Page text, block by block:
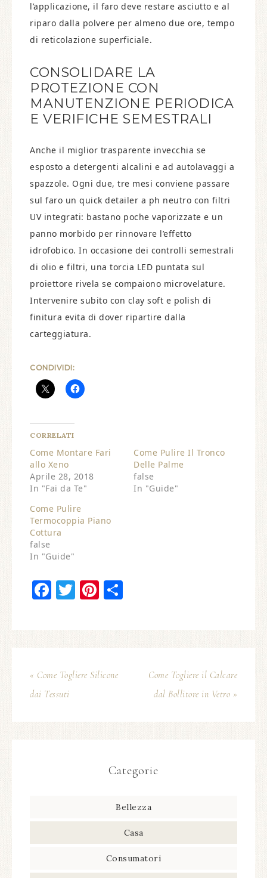
l’applicazione, il faro deve restare asciutto e al
riparo dalla polvere per almeno due ore, tempo
di reticolazione superficiale.
CONSOLIDARE LA
PROTEZIONE CON
MANUTENZIONE PERIODICA
E VERIFICHE SEMESTRALI
Anche il miglior trasparente invecchia se
esposto a detergenti alcalini e ad autolavaggi a
spazzole. Ogni due, tre mesi conviene passare
sul faro un quick detailer a ph neutro con filtri
UV integrati: bastano poche vaporizzate e un
panno morbido per rinnovare l’effetto
idrofobico. In occasione dei controlli semestrali
di olio e filtri, una torcia LED puntata sul
proiettore rivela se compaiono microvelature.
Intervenire subito con clay soft e polish di
finitura evita di dover ripartire dalla
carteggiatura.
CONDIVIDI:
CORRELATI
Come Montare Fari
allo Xeno
Aprile 28, 2018
In "Fai da Te"
Come Pulire Il Tronco
Delle Palme
false
In "Guide"
Come Pulire
Termocoppia Piano
Cottura
false
In "Guide"
Facebook
Twitter
Pinterest
« Come Togliere Silicone
dai Tessuti
Come Togliere il Calcare
dal Bollitore in Vetro »
Categorie
Bellezza
Casa
Consumatori